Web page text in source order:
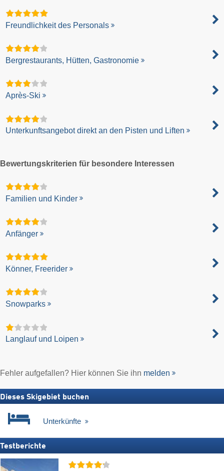
Freundlichkeit des Personals
Bergrestaurants, Hütten, Gastronomie
Après-Ski
Unterkunftsangebot direkt an den Pisten und Liften
Bewertungskriterien für besondere Interessen
Familien und Kinder
Anfänger
Könner, Freerider
Snowparks
Langlauf und Loipen
Fehler aufgefallen? Hier können Sie ihn melden
Dieses Skigebiet buchen
Unterkünfte
Testberichte